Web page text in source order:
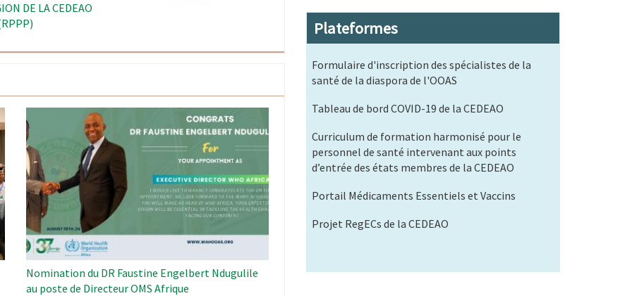
Nomination du DR Faustine Engelbert Ndugulile
au poste de Directeur OMS Afrique
Plateformes
Formulaire d'inscription des spécialistes de la
santé de la diaspora de l'OOAS
Tableau de bord COVID-19 de la CEDEAO
Curriculum de formation harmonisé pour le
personnel de santé intervenant aux points
d’entrée des états membres de la CEDEAO
Portail Médicaments Essentiels et Vaccins
Projet RegECs de la CEDEAO